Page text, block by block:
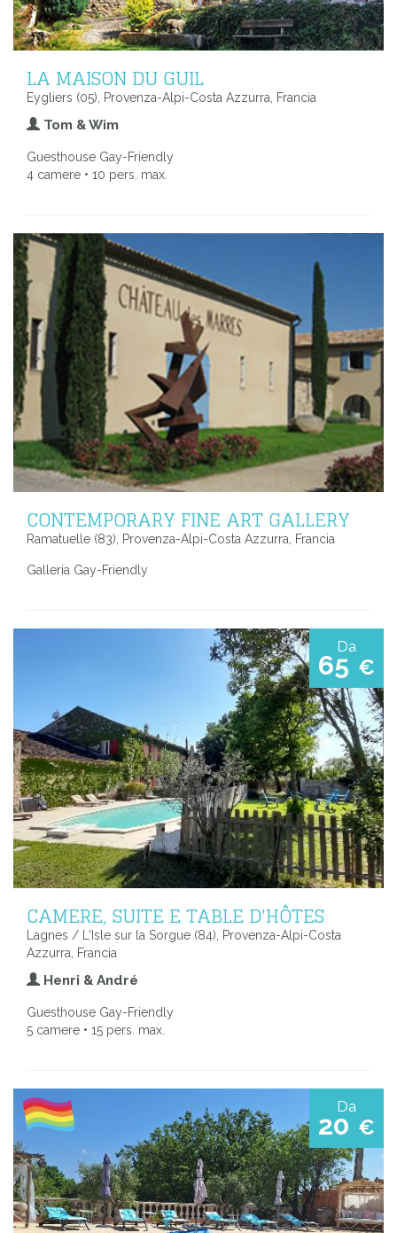
LA MAISON DU GUIL
Eygliers (05), Provenza-Alpi-Costa Azzurra, Francia
Tom & Wim
Guesthouse Gay-Friendly
4 camere • 10 pers. max.
CONTEMPORARY FINE ART GALLERY
Ramatuelle (83), Provenza-Alpi-Costa Azzurra, Francia
Galleria Gay-Friendly
Da
65 €
CAMERE, SUITE E TABLE D'HÔTES
Lagnes / L'Isle sur la Sorgue (84), Provenza-Alpi-Costa
Azzurra, Francia
Henri & André
Guesthouse Gay-Friendly
5 camere • 15 pers. max.
Da
20 €